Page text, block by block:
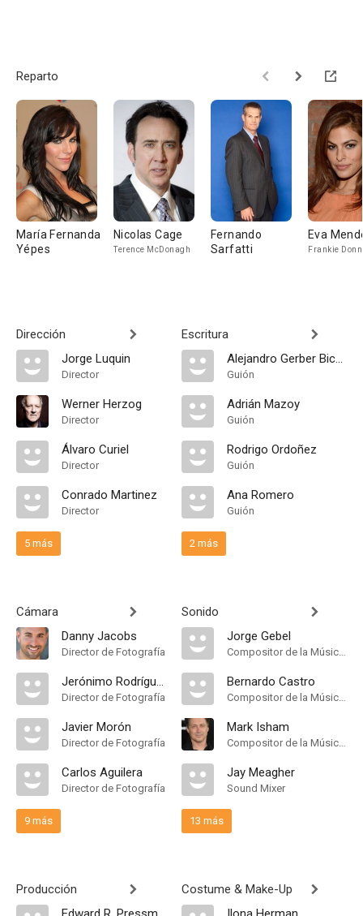
Reparto
María Fernanda
Yépes
Nicolas Cage
Terence McDonagh
Fernando
Sarfatti
Eva
Frankie
Dirección
Jorge Luquin
Director
Werner Herzog
Director
Álvaro Curiel
Director
Conrado Martinez
Director
5 más
Cámara
Danny Jacobs
Director de Fotografía
Jerónimo Rodríguez-García
Director de Fotografía
Javier Morón
Director de Fotografía
Carlos Aguilera
Director de Fotografía
9 más
Producción
Escritura
Alejandro Gerber Bicecci
Guión
Adrián Mazoy
Guión
Rodrigo Ordoñez
Guión
Ana Romero
Guión
2 más
Sonido
Jorge Gebel
Compositor de la Música Original
Bernardo Castro
Compositor de la Música Original
Mark Isham
Compositor de la Música Original
Jay Meagher
Sound Mixer
13 más
Costume & Make-Up